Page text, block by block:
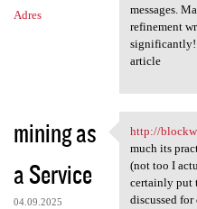
Adres
messages.
refinement
significantly!
article
mining as
a Service
04.09.2025
http://
http://
much its
(not too I
certainly put
discussed